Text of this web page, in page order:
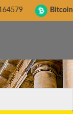
Bitcoin Cash